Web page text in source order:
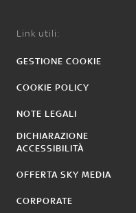
Link utili:
GESTIONE COOKIE
COOKIE POLICY
NOTE LEGALI
DICHIARAZIONE
ACCESSIBILITÀ
OFFERTA SKY MEDIA
CORPORATE